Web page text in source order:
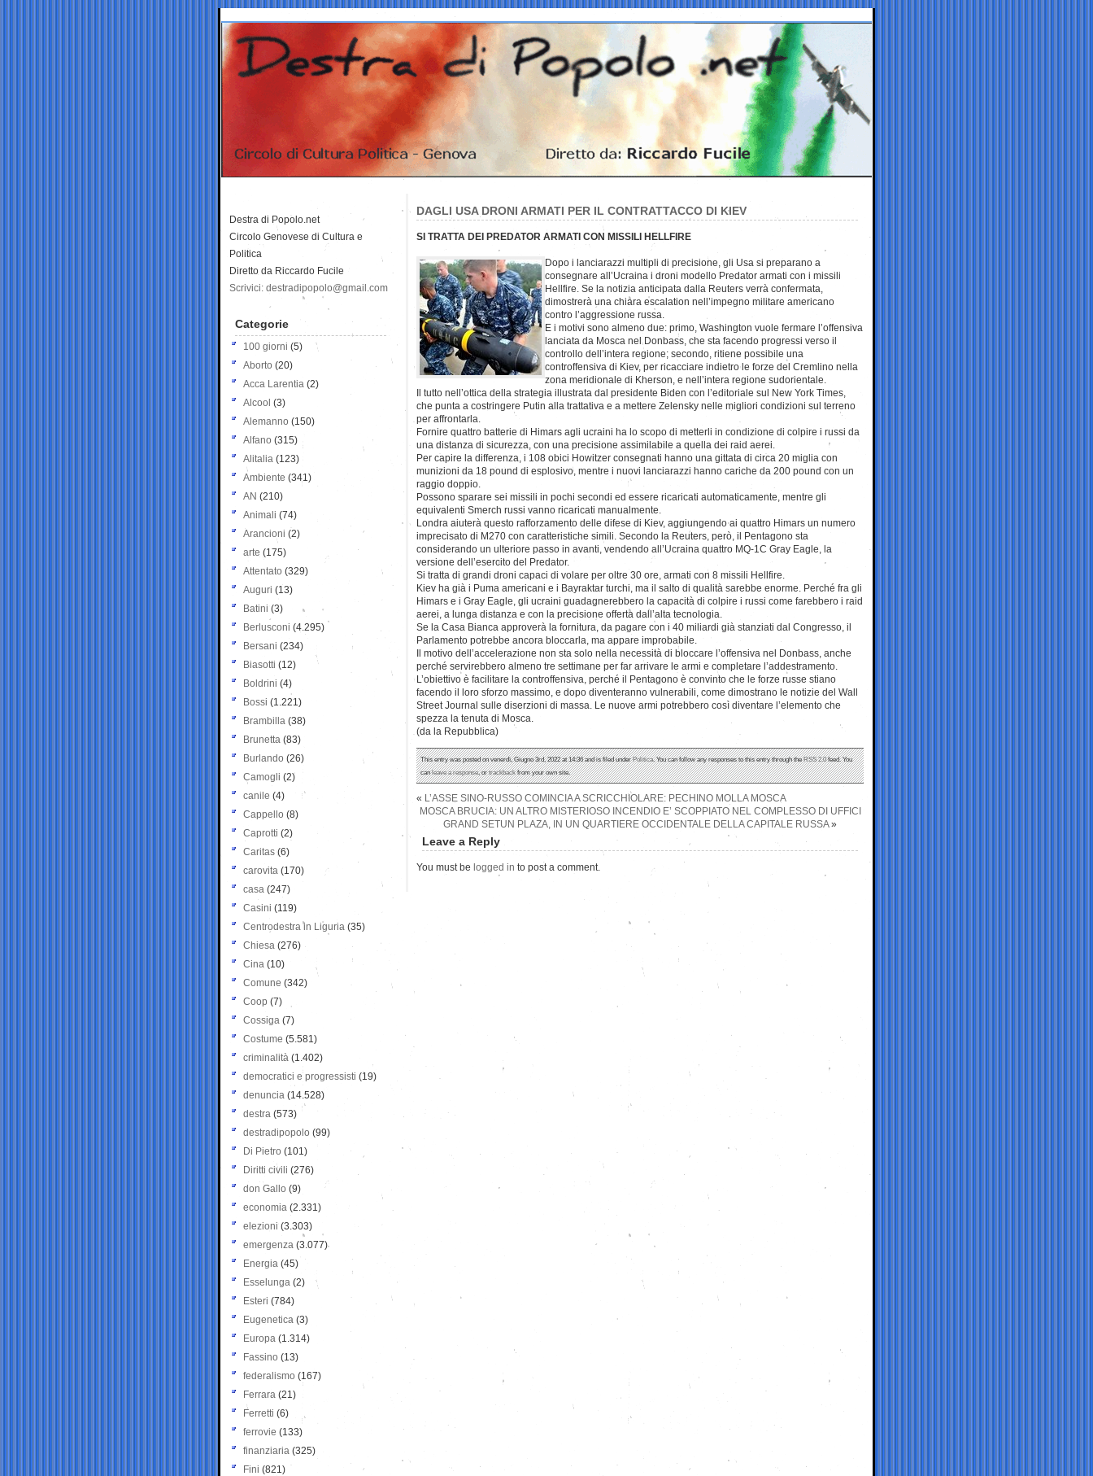
DAGLI USA DRONI ARMATI PER IL CONTRATTACCO DI KIEV
SI TRATTA DEI PREDATOR ARMATI CON MISSILI HELLFIRE
Dopo i lanciarazzi multipli di precisione, gli Usa si preparano a
consegnare all’Ucraina i droni modello Predator armati con i missili
Hellfire. Se la notizia anticipata dalla Reuters verrà confermata,
dimostrerà una chiara escalation nell’impegno militare americano
contro l’aggressione russa.
E i motivi sono almeno due: primo, Washington vuole fermare l’offensiva
lanciata da Mosca nel Donbass, che sta facendo progressi verso il
controllo dell’intera regione; secondo, ritiene possibile una
controffensiva di Kiev, per ricacciare indietro le forze del Cremlino nella
zona meridionale di Kherson, e nell’intera regione sudorientale.
Il tutto nell’ottica della strategia illustrata dal presidente Biden con l’editoriale sul New York Times,
che punta a costringere Putin alla trattativa e a mettere Zelensky nelle migliori condizioni sul terreno
per affrontarla.
Fornire quattro batterie di Himars agli ucraini ha lo scopo di metterli in condizione di colpire i russi da
una distanza di sicurezza, con una precisione assimilabile a quella dei raid aerei.
Per capire la differenza, i 108 obici Howitzer consegnati hanno una gittata di circa 20 miglia con
munizioni da 18 pound di esplosivo, mentre i nuovi lanciarazzi hanno cariche da 200 pound con un
raggio doppio.
Possono sparare sei missili in pochi secondi ed essere ricaricati automaticamente, mentre gli
equivalenti Smerch russi vanno ricaricati manualmente.
Londra aiuterà questo rafforzamento delle difese di Kiev, aggiungendo ai quattro Himars un numero
imprecisato di M270 con caratteristiche simili. Secondo la Reuters, però, il Pentagono sta
considerando un ulteriore passo in avanti, vendendo all’Ucraina quattro MQ-1C Gray Eagle, la
versione dell’esercito del Predator.
Si tratta di grandi droni capaci di volare per oltre 30 ore, armati con 8 missili Hellfire.
Kiev ha già i Puma americani e i Bayraktar turchi, ma il salto di qualità sarebbe enorme. Perché fra gli
Himars e i Gray Eagle, gli ucraini guadagnerebbero la capacità di colpire i russi come farebbero i raid
aerei, a lunga distanza e con la precisione offerta dall’alta tecnologia.
Se la Casa Bianca approverà la fornitura, da pagare con i 40 miliardi già stanziati dal Congresso, il
Parlamento potrebbe ancora bloccarla, ma appare improbabile.
Il motivo dell’accelerazione non sta solo nella necessità di bloccare l’offensiva nel Donbass, anche
perché servirebbero almeno tre settimane per far arrivare le armi e completare l’addestramento.
L’obiettivo è facilitare la controffensiva, perché il Pentagono è convinto che le forze russe stiano
facendo il loro sforzo massimo, e dopo diventeranno vulnerabili, come dimostrano le notizie del Wall
Street Journal sulle diserzioni di massa. Le nuove armi potrebbero così diventare l’elemento che
spezza la tenuta di Mosca.
(da la Repubblica)
This entry was posted on venerdì, Giugno 3rd, 2022 at 14:36 and is filed underPolitica. You can follow any responses to this entry through theRSS 2.0feed. You
canleave a response, ortrackbackfrom your own site.
« L’ASSE SINO-RUSSO COMINCIA A SCRICCHIOLARE: PECHINO MOLLA MOSCA
MOSCA BRUCIA: UN ALTRO MISTERIOSO INCENDIO E’ SCOPPIATO NEL COMPLESSO DI UFFICI
GRAND SETUN PLAZA, IN UN QUARTIERE OCCIDENTALE DELLA CAPITALE RUSSA»
Leave a Reply
You must be logged in to post a comment.
Destra di Popolo.net
Circolo Genovese di Cultura e
Politica
Diretto da Riccardo Fucile
Scrivici: destradipopolo@gmail.com
Categorie
100 giorni (5)
Aborto (20)
Acca Larentia (2)
Alcool (3)
Alemanno (150)
Alfano (315)
Alitalia (123)
Ambiente (341)
AN (210)
Animali (74)
Arancioni (2)
arte (175)
Attentato (329)
Auguri (13)
Batini (3)
Berlusconi (4.295)
Bersani (234)
Biasotti (12)
Boldrini (4)
Bossi (1.221)
Brambilla (38)
Brunetta (83)
Burlando (26)
Camogli (2)
canile (4)
Cappello (8)
Caprotti (2)
Caritas (6)
carovita (170)
casa (247)
Casini (119)
Centrodestra in Liguria (35)
Chiesa (276)
Cina (10)
Comune (342)
Coop (7)
Cossiga (7)
Costume (5.581)
criminalità (1.402)
democratici e progressisti (19)
denuncia (14.528)
destra (573)
destradipopolo (99)
Di Pietro (101)
Diritti civili (276)
don Gallo (9)
economia (2.331)
elezioni (3.303)
emergenza (3.077)
Energia (45)
Esselunga (2)
Esteri (784)
Eugenetica (3)
Europa (1.314)
Fassino (13)
federalismo (167)
Ferrara (21)
Ferretti (6)
ferrovie (133)
finanziaria (325)
Fini (821)